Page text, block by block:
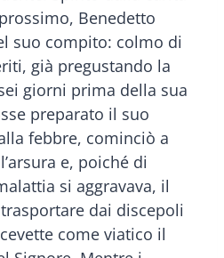
Benedetto
suo compito: colmo di
già pregustando la
giorni prima della sua
preparato il suo
febbre, cominciò a
e, poiché di
si aggravava, il
dai discepoli
come viatico il